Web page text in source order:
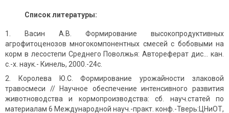
Список литературы:
Васин А.В. Формирование высокопродуктивных
агрофитоценозов многокомпонентных смесей с бобовыми на
корм в лесостепи Среднего Поволжья: Автореферат дис… кан.
с.-х. наук.- Кинель, 2000.-24с.
Королева Ю.С. Формирование урожайности злаковой
травосмеси // Научное обеспечение интенсивного развития
животноводства и кормопроизводства: сб. науч.статей по
материалам 6 Международной науч.-практ. конф.-Тверь:ЦНиОТ,